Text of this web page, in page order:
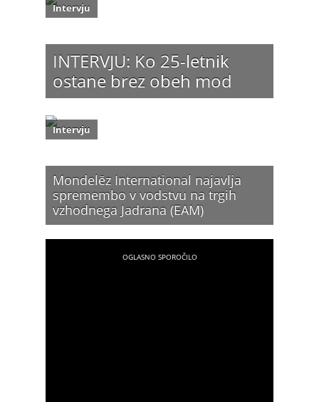
INTERVJU: Ko 25-letnik
ostane brez obeh mod
Intervju
Mondelēz International najavlja
spremembo v vodstvu na trgih
vzhodnega Jadrana (EAM)
Intervju